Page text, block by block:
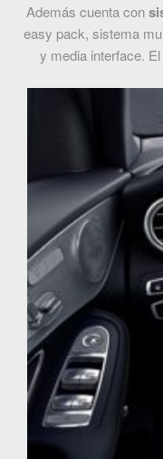
Además cuenta con
easy pack, sistema
y media interface.